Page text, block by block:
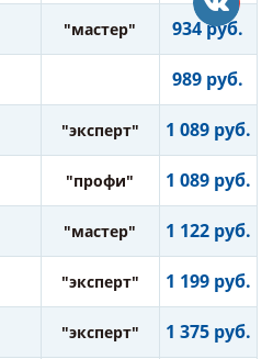
"мастер" 934 руб.
989 руб.
"эксперт" 1 089 руб.
"профи" 1 089 руб.
"мастер" 1 122 руб.
"эксперт" 1 199 руб.
"эксперт" 1 375 руб.